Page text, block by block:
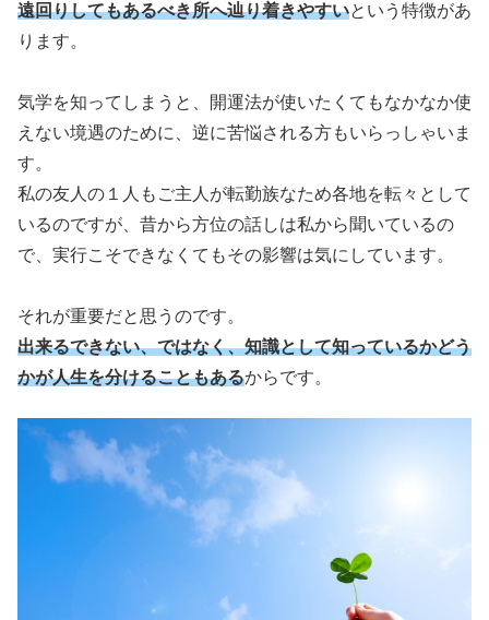
遠回りしてもあるべき所へ辿り着きやすいという特徴があ
ります。
気学を知ってしまうと、開運法が使いたくてもなかなか使
えない境遇のために、逆に苦悩される方もいらっしゃいま
す。
私の友人の１人もご主人が転勤族なため各地を転々として
いるのですが、昔から方位の話しは私から聞いているの
で、実行こそできなくてもその影響は気にしています。
それが重要だと思うのです。
出来るできない、ではなく、知識として知っているかどう
かが人生を分けることもあるからです。